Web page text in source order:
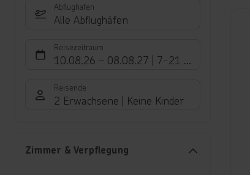
Abflughafen
Alle Abflughäfen
Reisezeitraum
10.08.26 – 08.08.27 7-21 Nächte
Reisende
2 Erwachsene Keine Kinder
Zimmer & Verpflegung